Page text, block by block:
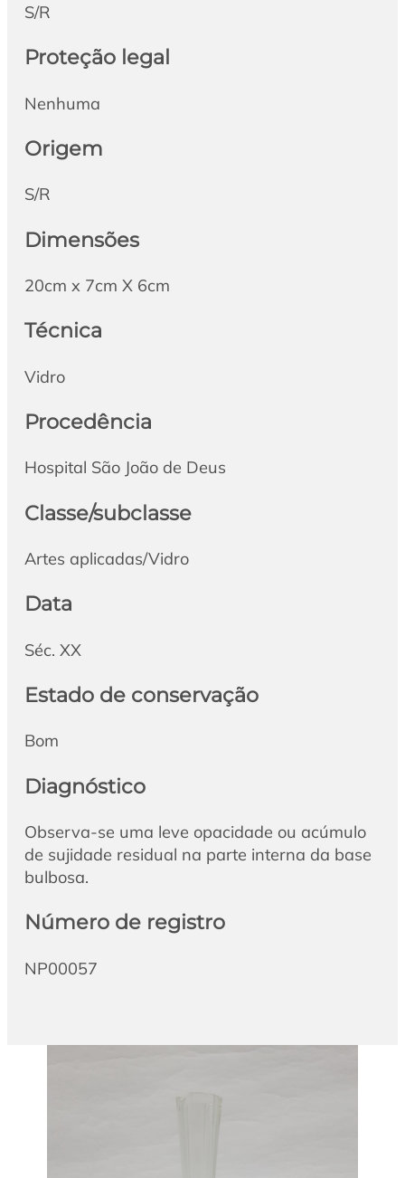
S/R
Proteção legal
Nenhuma
Origem
S/R
Dimensões
20cm x 7cm X 6cm
Técnica
Vidro
Procedência
Hospital São João de Deus
Classe/subclasse
Artes aplicadas/Vidro
Data
Séc. XX
Estado de conservação
Bom
Diagnóstico
Observa-se uma leve opacidade ou acúmulo
de sujidade residual na parte interna da base
bulbosa.
Número de registro
NP00057